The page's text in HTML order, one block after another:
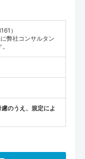
）
弊社コンサルタン
のうえ、規定によ